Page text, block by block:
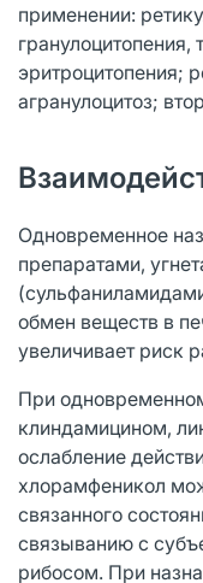
применении:
гранулоцитопения,
эритроцитопения;
агранулоцитоз;
Одновременное
препаратами,
обмен веществ в
увеличивает риск
При
клиндамицином,
ослабление
хлорамфеникол
связанного
связыванию с
рибосом. При